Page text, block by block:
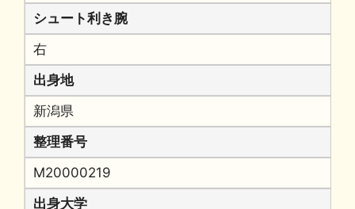
シュート利き腕
右
出身地
新潟県
整理番号
M20000219
出身大学